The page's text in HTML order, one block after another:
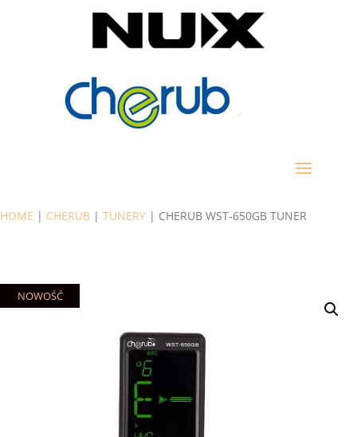
HOME | CHERUB | TUNERY | CHERUB WST-650GB TUNER
NOWOŚĆ